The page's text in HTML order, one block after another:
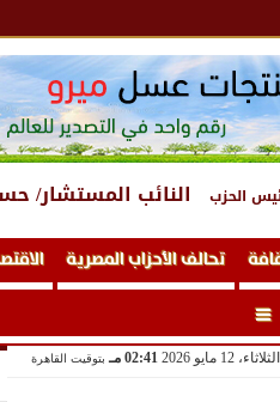
الحزب النائب المستشار/
تحالف الأحزاب المصرية
الثلاثاء، 12 مايو 2026 02:41 مـ بتوقيت القاهرة